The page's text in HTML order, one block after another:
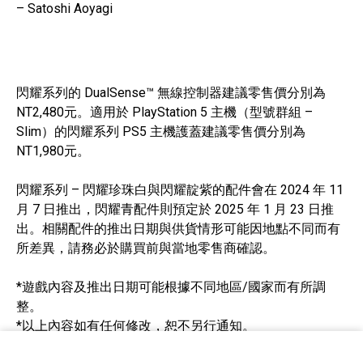
– Satoshi Aoyagi
閃耀系列的 DualSense™ 無線控制器建議零售價分別為
NT2,480元。適用於 PlayStation 5 主機（型號群組 –
Slim）的閃耀系列 PS5 主機護蓋建議零售價分別為
NT1,980元。
閃耀系列 – 閃耀珍珠白與閃耀靛紫的配件會在 2024 年 11
月 7 日推出，閃耀青配件則預定於 2025 年 1 月 23 日推
出。相關配件的推出日期與供貨情形可能因地點不同而有
所差異，請務必於購買前與當地零售商確認。
*遊戲內容及推出日期可能根據不同地區/國家而有所調
整。
*以上內容如有任何修改，恕不另行通知。